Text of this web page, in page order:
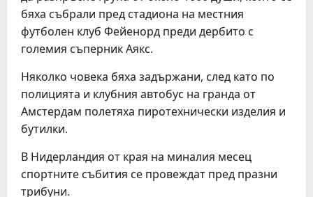
бяха събрали пред стадиона на местния
футболен клуб Фейенорд преди дербито с
големия съперник Аякс.
Няколко човека бяха задържани, след като по
полицията и клубния автобус на гранда от
Амстердам полетяха пиротехнически изделия и
бутилки.
В Нидерландия от края на миналия месец
спортните събития се провеждат пред празни
трибуни.